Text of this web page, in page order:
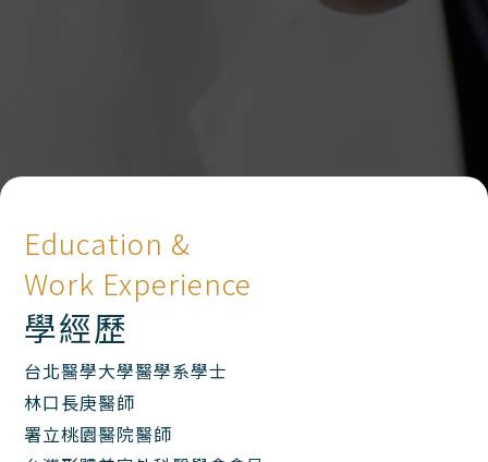
Education &
Work Experience
學經歷
台北醫學大學醫學系學士
林口長庚醫師
署立桃園醫院醫師